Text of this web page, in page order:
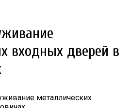
входных дверей в